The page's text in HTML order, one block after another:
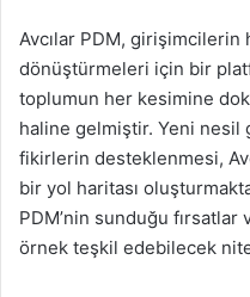
Avcılar PDM,
dönüştürmeleri için bir
toplumun her kesimine
haline gelmiştir. Yeni
fikirlerin desteklenmesi,
bir yol haritası
PDM’nin sunduğu
örnek teşkil edebilecek